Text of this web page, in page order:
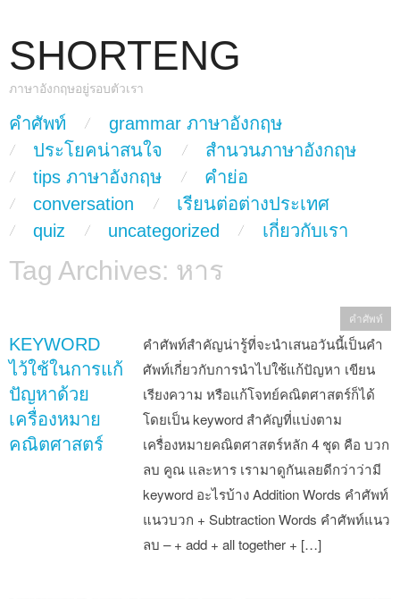
SHORTENG
ภาษาอังกฤษอยู่รอบตัวเรา
Main Menu
skip to content
คำศัพท์
grammar ภาษาอังกฤษ
ประโยคน่าสนใจ
สำนวนภาษาอังกฤษ
tips ภาษาอังกฤษ
คำย่อ
conversation
เรียนต่อต่างประเทศ
quiz
uncategorized เกี่ยวกับเรา
Tag Archives: หาร
KEYWORD
ไว้ใช้ในการแก้
ปัญหาด้วย
เครื่องหมาย
คณิตศาสตร์
คำศัพท์สำคัญน่ารู้ที่จะนำเสนอวันนี้เป็นคำ
ศัพท์เกี่ยวกับการนำไปใช้แก้ปัญหา เขียน
เรียงความ หรือแก้โจทย์คณิตศาสตร์ก็ได้
โดยเป็น keyword สำคัญที่แบ่งตาม
เครื่องหมายคณิตศาสตร์หลัก 4 ชุด คือ บวก
ลบ คูณ และหาร เรามาดูกันเลยดีกว่าว่ามี
keyword อะไรบ้าง Addition Words คำศัพท์
แนวบวก + Subtraction Words คำศัพท์แนว
ลบ – + add + all together + […]
คำศัพท์